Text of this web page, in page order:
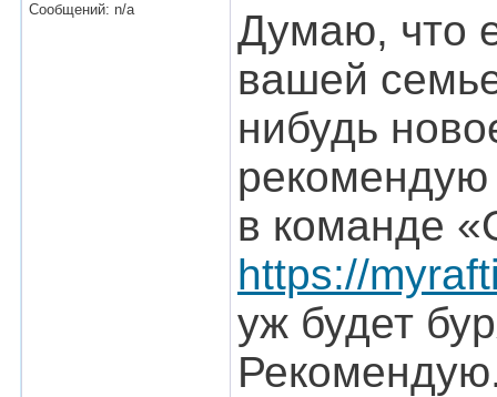
Сообщений: n/a
Думаю, что
вашей
нибудь
рекомендую
в команде
https://
уж будет